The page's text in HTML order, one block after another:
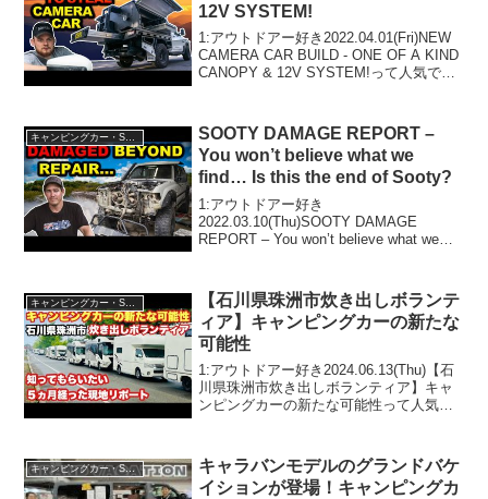
12V SYSTEM!
1:アウトドアー好き2022.04.01(Fri)NEW
CAMERA CAR BUILD - ONE OF A KIND
CANOPY & 12V SYSTEM!って人気で話
SOOTY DAMAGE REPORT –
You won’t believe what we
find… Is this the end of Sooty?
1:アウトドアー好き
2022.03.10(Thu)SOOTY DAMAGE
REPORT – You won’t believe what we
【石川県珠洲市炊き出しボランテ
ィア】キャンピングカーの新たな
可能性
1:アウトドアー好き2024.06.13(Thu)【石
川県珠洲市炊き出しボランティア】キャ
ンピングカーの新たな可能性って人気で
注目です！3:アウトドア...
キャンピングカー・SUV人気車種
キャラバンモデルのグランドバケ
イションが登場！キャンピングカ